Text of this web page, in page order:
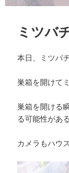
ミツバ
本日、ミツバ
巣箱を開けて
巣箱を開ける
る可能性があ
カメラもハウ